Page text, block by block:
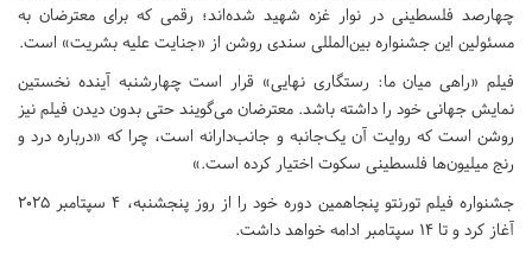
چهارصد فلسطینی در نوار غزه شهید شده‌اند؛ رقمی که برای معترضان به
مسئولین این جشنواره بین‌المللی سندی روشن از «جنایت علیه بشریت» است.
فیلم «راهی میان ما: رستگاری نهایی» قرار است چهارشنبه آینده نخستین
نمایش جهانی خود را داشته باشد. معترضان می‌گویند حتی بدون دیدن فیلم نیز
روشن است که روایت آن یک‌جانبه و جانب‌دارانه است، چرا که «درباره درد و
رنج میلیون‌ها فلسطینی سکوت اختیار کرده است.»
جشنواره فیلم تورنتو پنجاهمین دوره خود را از روز پنجشنبه، ۴ سپتامبر ۲۰۲۵
آغاز کرد و تا ۱۴ سپتامبر ادامه خواهد داشت.